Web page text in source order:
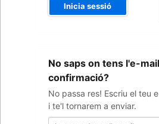
Inicia sessió
No saps on tens l'e-
confirmació?
No passa res! Escriu el teu
i te'l tornarem a enviar.
adreça